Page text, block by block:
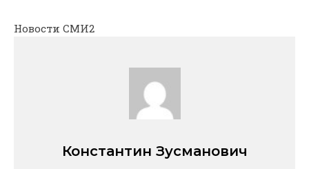
Новости СМИ2
Константин Зусманович